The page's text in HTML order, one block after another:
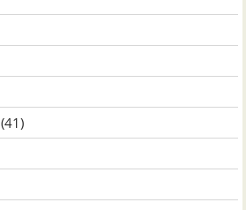
(41)